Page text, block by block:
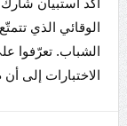
الوقائي الذي
الاختبارات إلى